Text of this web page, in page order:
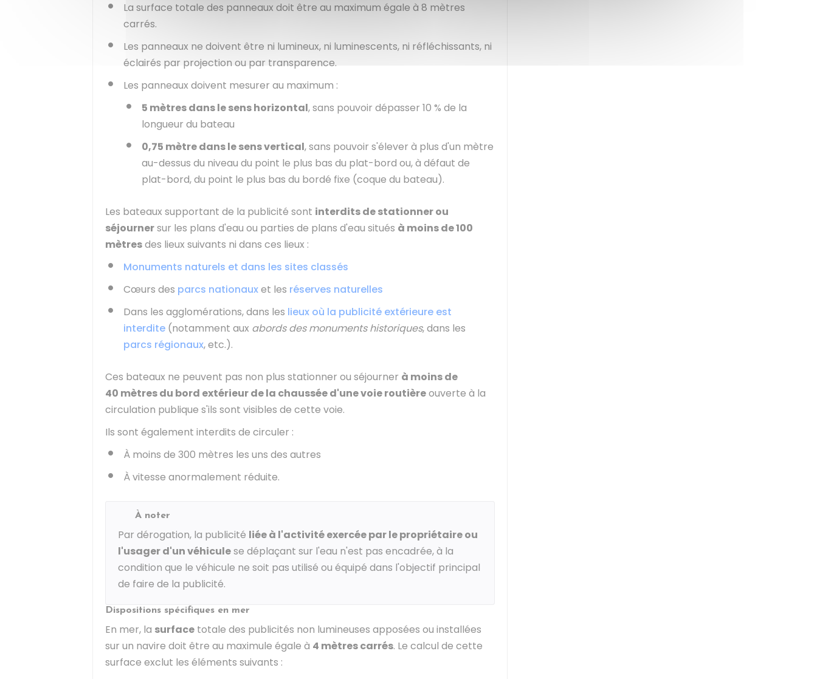
La surface totale des panneaux doit être au maximum égale à 8 mètres
carrés.
Les panneaux ne doivent être ni lumineux, ni luminescents, ni réfléchissants, ni
éclairés par projection ou par transparence.
Les panneaux doivent mesurer au maximum :
5 mètres dans le sens horizontal, sans pouvoir dépasser 10 % de la
longueur du bateau
0,75 mètre dans le sens vertical, sans pouvoir s'élever à plus d'un mètre
au-dessus du niveau du point le plus bas du plat-bord ou, à défaut de
plat-bord, du point le plus bas du bordé fixe (coque du bateau).
Les bateaux supportant de la publicité sont interdits de stationner ou
séjournersur les plans d'eau ou parties de plans d'eau situés à moins de 100
mètresdes lieux suivants ni dans ces lieux :
Monuments naturels et dans les sites classés
Cœurs des parcs nationauxet les réserves naturelles
Dans les agglomérations, dans les lieux où la publicité extérieure est
interdite (notamment aux abords des monuments historiques, dans les
parcs régionaux, etc.).
Ces bateaux ne peuvent pas non plus stationner ou séjourner à moins de
40 mètres du bord extérieur de la chaussée d'une voie routièreouverte à la
circulation publique s'ils sont visibles de cette voie.
Ils sont également interdits de circuler :
À moins de 300 mètres les uns des autres
À vitesse anormalement réduite.
À noter
Par dérogation, la publicité liée à l'activité exercée par le propriétaire ou
l'usager d'un véhiculese déplaçant sur l'eau n'est pas encadrée, à la
condition que le véhicule ne soit pas utilisé ou équipé dans l'objectif principal
de faire de la publicité.
Dispositions spécifiques en mer
En mer, la surface totale des publicités non lumineuses apposées ou installées
sur un navire doit être au maximule égale à 4 mètres carrés. Le calcul de cette
surface exclut les éléments suivants :